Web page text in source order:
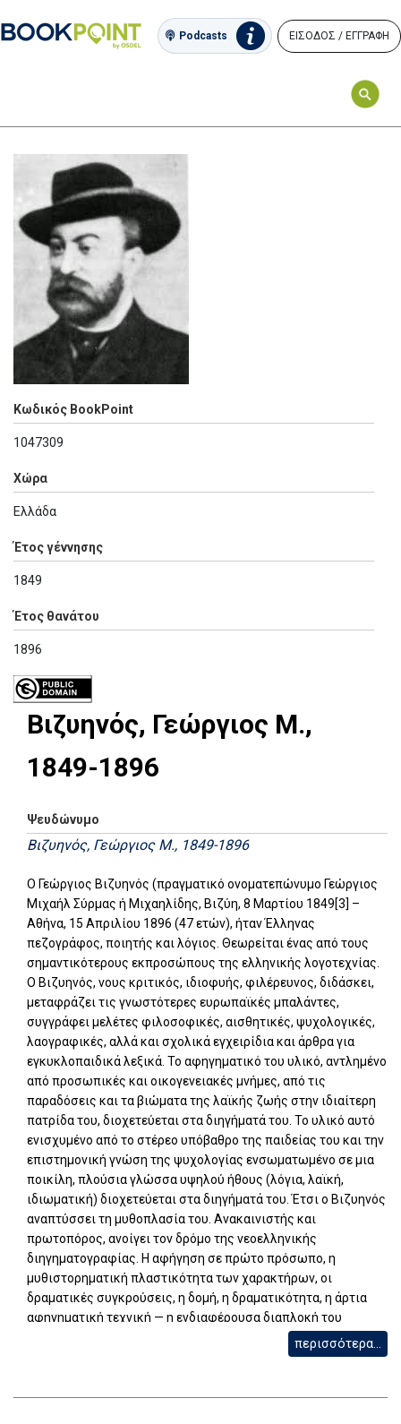
Podcasts ΕΙΣΟΔΟΣ / ΕΓΓΡΑΦΗ
Κωδικός BookPoint
1047309
Χώρα
Ελλάδα
Έτος γέννησης
1849
Έτος θανάτου
1896
Βιζυηνός, Γεώργιος Μ.,
1849-1896
Ψευδώνυμο
Βιζυηνός, Γεώργιος Μ., 1849-1896
Ο Γεώργιος Βιζυηνός (πραγματικό ονοματεπώνυμο Γεώργιος
Μιχαήλ Σύρμας ή Μιχαηλίδης, Βιζύη, 8 Μαρτίου 1849[3] –
Αθήνα, 15 Απριλίου 1896 (47 ετών), ήταν Έλληνας
πεζογράφος, ποιητής και λόγιος. Θεωρείται ένας από τους
σημαντικότερους εκπροσώπους της ελληνικής λογοτεχνίας.
Ο Βιζυηνός, νους κριτικός, ιδιοφυής, φιλέρευνος, διδάσκει,
μεταφράζει τις γνωστότερες ευρωπαϊκές μπαλάντες,
συγγράφει μελέτες φιλοσοφικές, αισθητικές, ψυχολογικές,
λαογραφικές, αλλά και σχολικά εγχειρίδια και άρθρα για
εγκυκλοπαιδικά λεξικά. Το αφηγηματικό του υλικό, αντλημένο
από προσωπικές και οικογενειακές μνήμες, από τις
παραδόσεις και τα βιώματα της λαϊκής ζωής στην ιδιαίτερη
πατρίδα του, διοχετεύεται στα διηγήματά του. Το υλικό αυτό
ενισχυμένο από το στέρεο υπόβαθρο της παιδείας του και την
επιστημονική γνώση της ψυχολογίας ενσωματωμένο σε μια
ποικίλη, πλούσια γλώσσα υψηλού ήθους (λόγια, λαϊκή,
ιδιωματική) διοχετεύεται στα διηγήματά του. Έτσι ο Βιζυηνός
αναπτύσσει τη μυθοπλασία του. Ανακαινιστής και
πρωτοπόρος, ανοίγει τον δρόμο της νεοελληνικής
διηγηματογραφίας. Η αφήγηση σε πρώτο πρόσωπο, η
μυθιστορηματική πλαστικότητα των χαρακτήρων, οι
δραματικές συγκρούσεις, η δομή, η δραματικότητα, η άρτια
αφηγηματική τεχνική — η ενδιαφέρουσα διαπλοκή του
ιστορικού και του αφηγηματικού χρόνου — είναι μερικά από
τα βασικά γνωρίσματα του «Αμαρτήματος της μητρός μου»,
όπως και αρκετές ποιητικές συλλογές - εκδόθηκαν σε
περισσότερα...